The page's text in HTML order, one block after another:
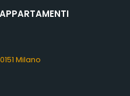
Milano